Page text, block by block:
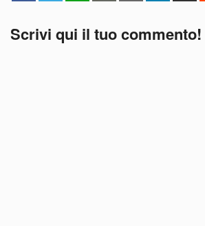
Scrivi qui il tuo commento!